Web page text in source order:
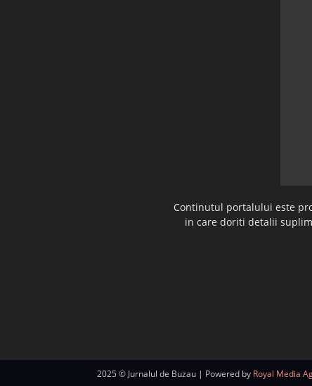
Continutul portalului este
in care doriti detalii
2025 © Jurnalul de Buzau | Powered by Royal Media